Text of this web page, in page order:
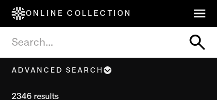
ONLINE COLLECTION
ADVANCED SEARCH
2346 results